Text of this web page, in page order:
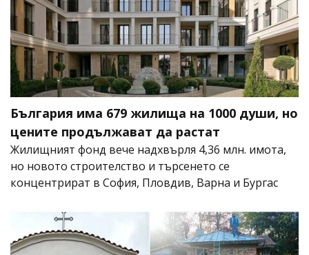
България има 679 жилища на 1000 души, но
цените продължават да растат
Жилищният фонд вече надхвърля 4,36 млн. имота,
но новото строителство и търсенето се
концентрират в София, Пловдив, Варна и Бургас